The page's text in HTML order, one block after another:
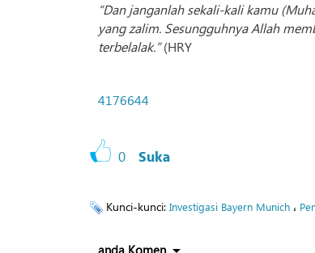
“Dan janganlah sekali-kali kamu
yang zalim. Sesungguhnya Allah
terbelalak.”(HRY
4176644
0 Suka
Kunci-kunci: Investigasi Bayern Munich ،